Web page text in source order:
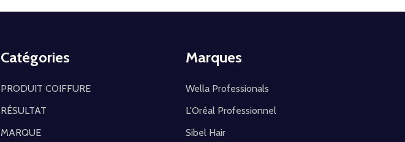
Catégories
PRODUIT COIFFURE
RÉSULTAT
MARQUE
Marques
Wella Professionals
L'Oréal Professionnel
Sibel Hair